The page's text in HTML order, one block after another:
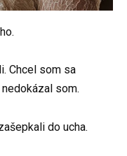
Chcel som sa
som.
do ucha.